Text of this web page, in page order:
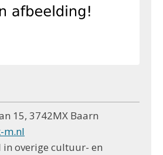
15, 3742MX Baarn
m.nl
overige cultuur- en